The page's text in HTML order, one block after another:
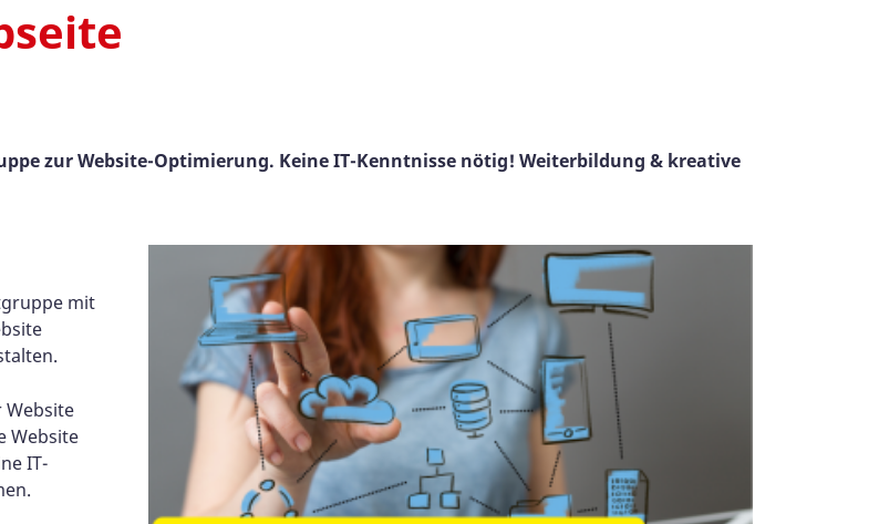
zur Website-Optimierung. Keine IT-Kenntnisse nötig! Weiterbildung & kreative
mit
Website
Website
IT-